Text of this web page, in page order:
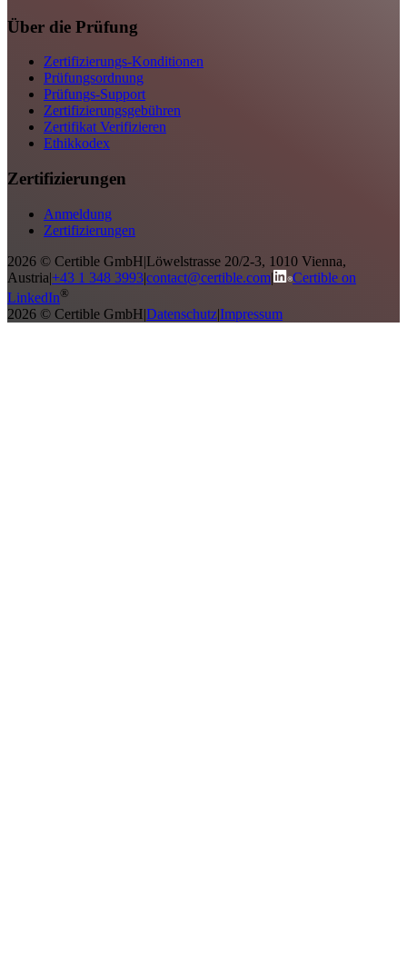
Über die Prüfung
Zertifizierungs-Konditionen
Prüfungsordnung
Prüfungs-Support
Zertifizierungsgebühren
Zertifikat Verifizieren
Ethikkodex
Zertifizierungen
Anmeldung
Zertifizierungen
2026 © Certible GmbH|Löwelstrasse 20/2-3, 1010 Vienna,
Austria|+43 1 348 3993|contact@certible.com|
Certible on
LinkedIn®
2026 © Certible GmbH|Datenschutz|Impressum